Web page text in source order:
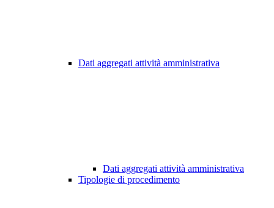
Dati aggregati attività amministrativa
Dati aggregati attività amministrativa
Tipologie di procedimento